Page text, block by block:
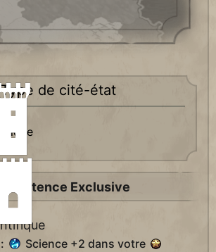
Type de cité-état
Exclusive
Science +2 dans votre